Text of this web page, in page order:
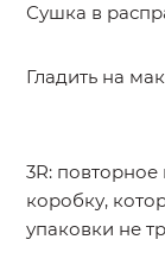
Сушка в
Гладить на
3R:
коробку,
упаковки не